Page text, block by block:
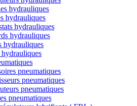
hydrauliques
hydrauliques
hydrauliques
hydrauliques
hydrauliques
pneumatiques
pneumatiques
pneumatiques
pneumatiques